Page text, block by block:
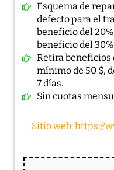
Esquema de
defecto para el
beneficio del
beneficio del
Retira beneficios
mínimo de 50 $,
7 días.
Sin cuotas
Sitio web: https://